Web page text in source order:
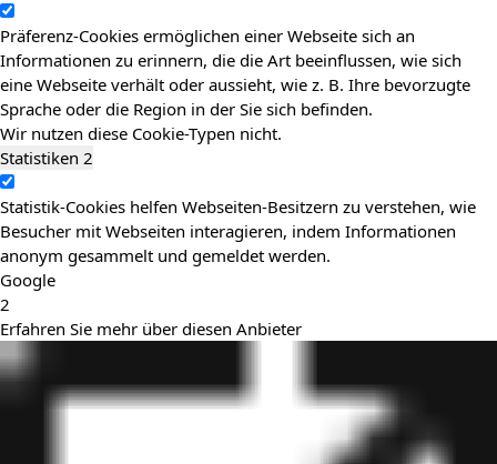
Präferenz-Cookies ermöglichen einer Webseite sich an
Informationen zu erinnern, die die Art beeinflussen, wie sich
eine Webseite verhält oder aussieht, wie z. B. Ihre bevorzugte
Sprache oder die Region in der Sie sich befinden.
Wir nutzen diese Cookie-Typen nicht.
Statistiken 2
Statistik-Cookies helfen Webseiten-Besitzern zu verstehen, wie
Besucher mit Webseiten interagieren, indem Informationen
anonym gesammelt und gemeldet werden.
Google
2
Erfahren Sie mehr über diesen Anbieter